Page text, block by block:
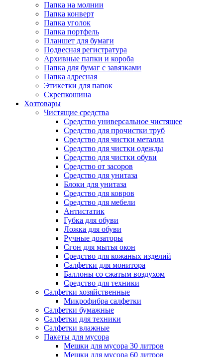
Папка на молнии
Папка конверт
Папка уголок
Папка портфель
Планшет для бумаги
Подвесная регистратура
Архивные папки и короба
Папка для бумаг с завязками
Папка адресная
Этикетки для папок
Скрепкошина
Хозтовары
Чистящие средства
Средство универсальное чистящее
Средство для прочистки труб
Средство для чистки металла
Средство для чистки одежды
Средство для чистки обуви
Средство от засоров
Средство для унитаза
Блоки для унитаза
Средство для ковров
Средство для мебели
Антистатик
Губка для обуви
Ложка для обуви
Ручные дозаторы
Сгон для мытья окон
Средство для кожаных изделий
Салфетки для монитора
Баллоны со сжатым воздухом
Средство для техники
Салфетки хозяйственные
Микрофибра салфетки
Салфетки бумажные
Салфетки для техники
Салфетки влажные
Пакеты для мусора
Мешки для мусора 30 литров
Мешки для мусора 60 литров